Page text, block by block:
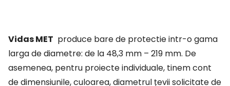
Vidas MET produce bare de protectie intr-o gama
larga de diametre: de la 48,3 mm – 219 mm. De
asemenea, pentru proiecte individuale, tinem cont
de dimensiunile, culoarea, diametrul țevii solicitate de